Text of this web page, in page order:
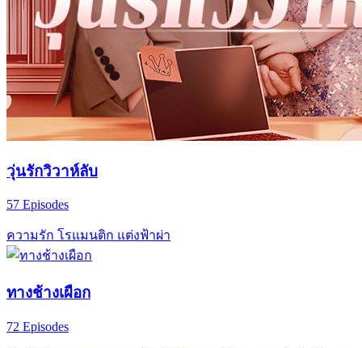
วุ่นรักวิวาห์ลับ
57 Episodes
ความรัก โรแมนติก แต่งฟ้าผ่า
ทางช้างเผือก
72 Episodes